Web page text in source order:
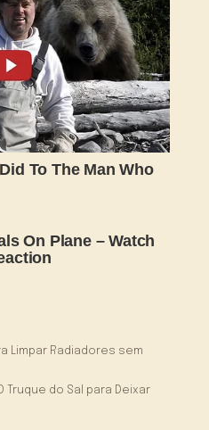
Limpar Radiadores sem
Truque do Sal para Deixar